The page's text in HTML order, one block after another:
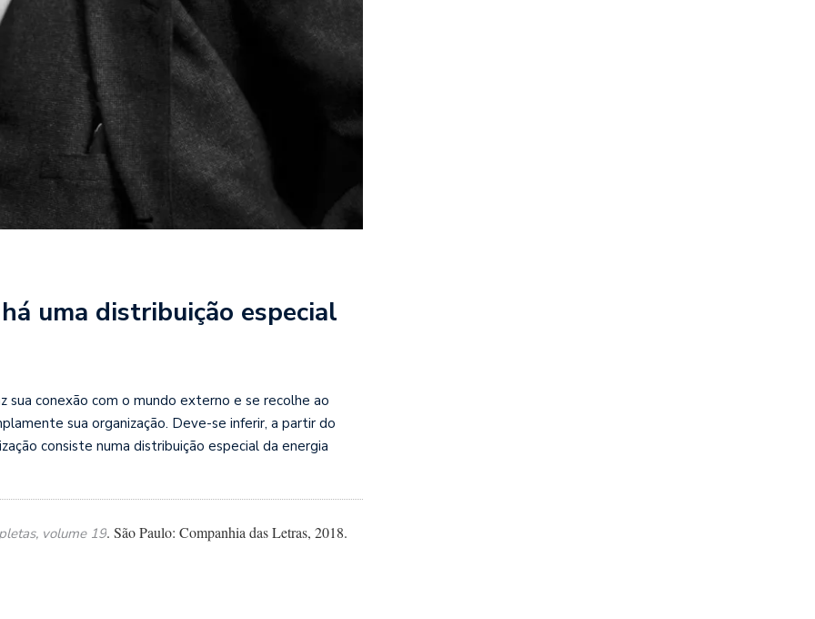
uma distribuição especial
sua conexão com o mundo externo e se recolhe ao
sua organização. Deve-se inferir, a partir do
consiste numa distribuição especial da energia
volume 19. São Paulo: Companhia das Letras, 2018.